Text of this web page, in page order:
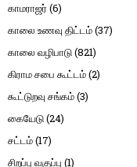
காமராஜர் (6)
காலை உணவு திட்டம்(37)
காலை வழிபாடு(821)
கிராம சபை கூட்டம்(2)
கூட்டுறவு சங்கம்(3)
கையேடு(24)
சட்டம்(17)
சிறப்பு வகுப்பு (1)